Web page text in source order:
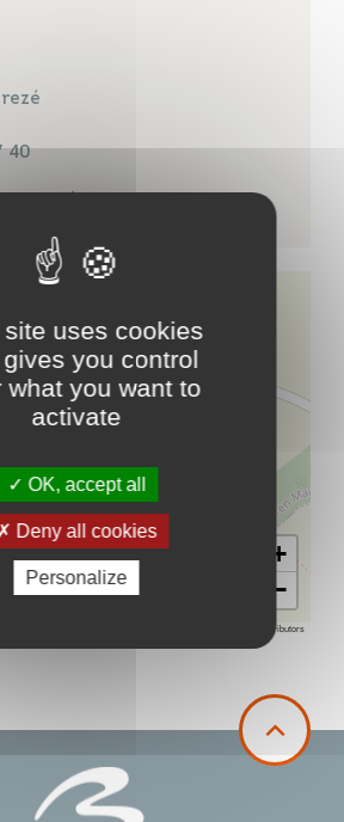
40
+
−
contributors
uses cookies
you control
what you want to
activate
OK, accept all
Deny all cookies
Personalize